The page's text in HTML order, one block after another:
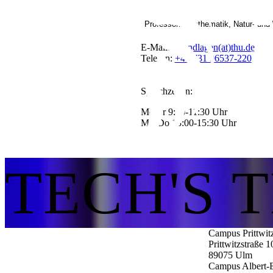
Professorin Mathematik, Natur-
E-Mail:
Grundlagen(at)thu.de
Telefon: +49 731 96537-220
Sprechzeiten:
Mo-Fr 9:30-11:30 Uhr
Mo-Do 13:00-15:30 Uhr
TECH'S
Campus
Prittwitzstraße
89075 Ulm
Campus Albert-